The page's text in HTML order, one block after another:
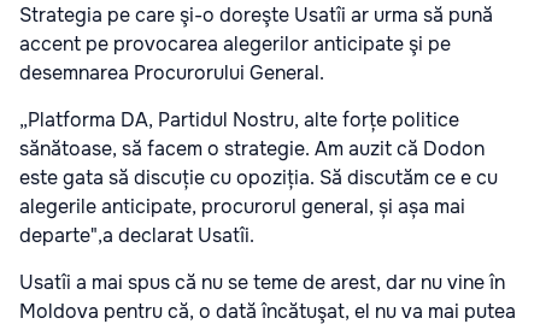
Strategia pe care şi-o doreşte Usatîi ar urma să pună
accent pe provocarea alegerilor anticipate şi pe
desemnarea Procurorului General.
„Platforma DA, Partidul Nostru, alte forțe politice
sănătoase, să facem o strategie. Am auzit că Dodon
este gata să discuție cu opoziția. Să discutăm ce e cu
alegerile anticipate, procurorul general, și așa mai
departe",a declarat Usatîi.
Usatîi a mai spus că nu se teme de arest, dar nu vine în
Moldova pentru că, o dată încătuşat, el nu va mai putea